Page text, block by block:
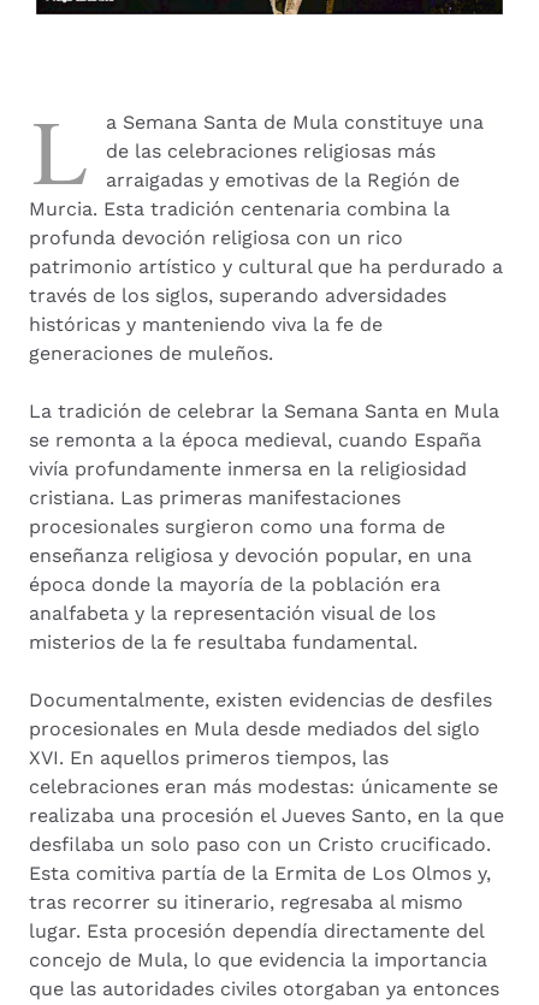
L
a Semana Santa de Mula constituye una
de las celebraciones religiosas más
arraigadas y emotivas de la Región de
Murcia. Esta tradición centenaria combina la
profunda devoción religiosa con un rico
patrimonio artístico y cultural que ha perdurado a
través de los siglos, superando adversidades
históricas y manteniendo viva la fe de
generaciones de muleños.
La tradición de celebrar la Semana Santa en Mula
se remonta a la época medieval, cuando España
vivía profundamente inmersa en la religiosidad
cristiana. Las primeras manifestaciones
procesionales surgieron como una forma de
enseñanza religiosa y devoción popular, en una
época donde la mayoría de la población era
analfabeta y la representación visual de los
misterios de la fe resultaba fundamental.
Documentalmente, existen evidencias de desfiles
procesionales en Mula desde mediados del siglo
XVI. En aquellos primeros tiempos, las
celebraciones eran más modestas: únicamente se
realizaba una procesión el Jueves Santo, en la que
desfilaba un solo paso con un Cristo crucificado.
Esta comitiva partía de la Ermita de Los Olmos y,
tras recorrer su itinerario, regresaba al mismo
lugar. Esta procesión dependía directamente del
concejo de Mula, lo que evidencia la importancia
que las autoridades civiles otorgaban ya entonces